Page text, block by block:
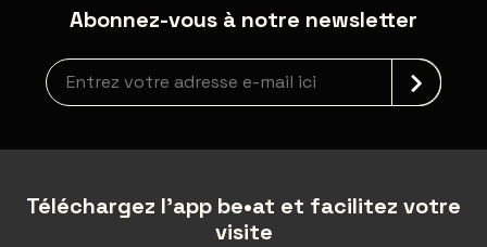
Abonnez-vous à notre newsletter
Inscription à la newsletter
Téléchargez l'app be•at et facilitez votre
visite